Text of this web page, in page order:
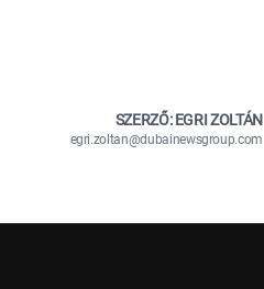
SZERZŐ: EGRI ZOLTÁN
egri.zoltan@dubainewsgroup.com